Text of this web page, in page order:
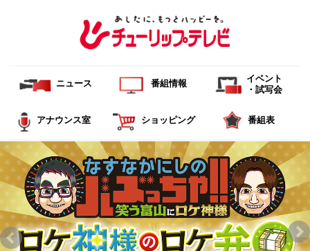
ニュース 番組情報
イベント
・試写会
アナウンス室 ショッピング 番組表